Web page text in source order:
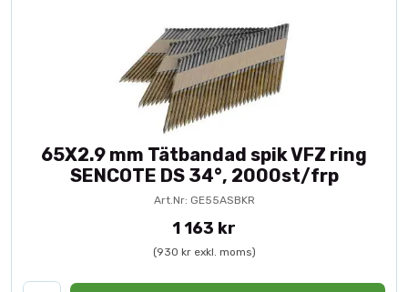
65X2.9 mm Tätbandad spik VFZ ring
SENCOTE DS 34°, 2000st/frp
Art.Nr: GE55ASBKR
1 163 kr
(930 kr exkl. moms)